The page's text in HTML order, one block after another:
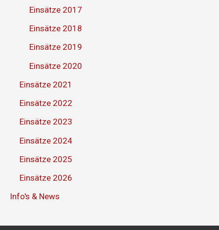
Einsätze 2017
Einsätze 2018
Einsätze 2019
Einsätze 2020
Einsätze 2021
Einsätze 2022
Einsätze 2023
Einsätze 2024
Einsätze 2025
Einsätze 2026
Info's & News